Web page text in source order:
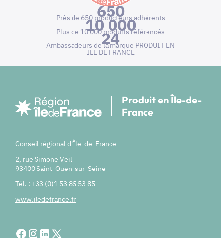
650
Près de 650 producteurs adhérents
10 000
Plus de 10 000 produits référencés
24
Ambassadeurs de la marque PRODUIT EN
ILE DE FRANCE
Produit en Île-de-
France
Conseil régional d'Île-de-France
2, rue Simone Veil
93400 Saint-Ouen-sur-Seine
Tél. : +33 (0)1 53 85 53 85
www.iledefrance.fr